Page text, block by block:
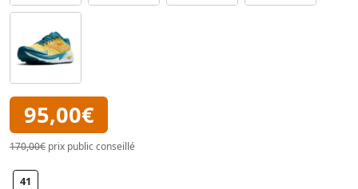
95,00€
170,00€ prix public conseillé
41